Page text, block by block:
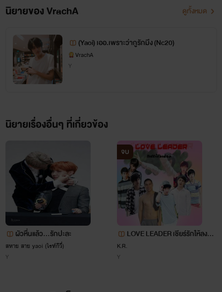
นิยายของ VrachA ดูทั้งหมด
(Yaoi) เออ.เพราะว่ากูรักมึง (Nc20)
VrachA
Y
นิยายเรื่องอื่นๆ ที่เกี่ยวข้อง
ผัวหื่นแล้ว...รักปะละ
สหาย สาย yaoi (ไรท์กีวี่)
Y
จบ
LOVE LEADER เชียร์รักให้ลงล็อ
K.R.
Y